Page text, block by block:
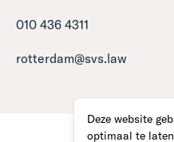
Deze website
optimaal te
010 436 4311
rotterdam@svs.law